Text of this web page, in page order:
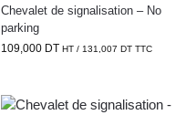
Chevalet de signalisation – No
parking
109,000 DT HT / 131,007 DT TTC